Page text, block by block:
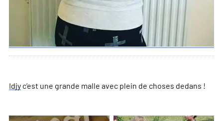
Idjy c’est une grande malle avec plein de choses dedans !